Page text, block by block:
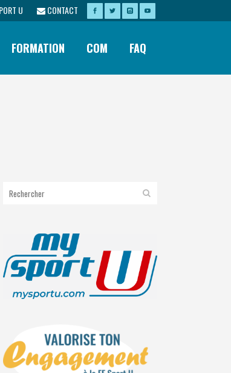
U CONTACT
FORMATION COM FAQ